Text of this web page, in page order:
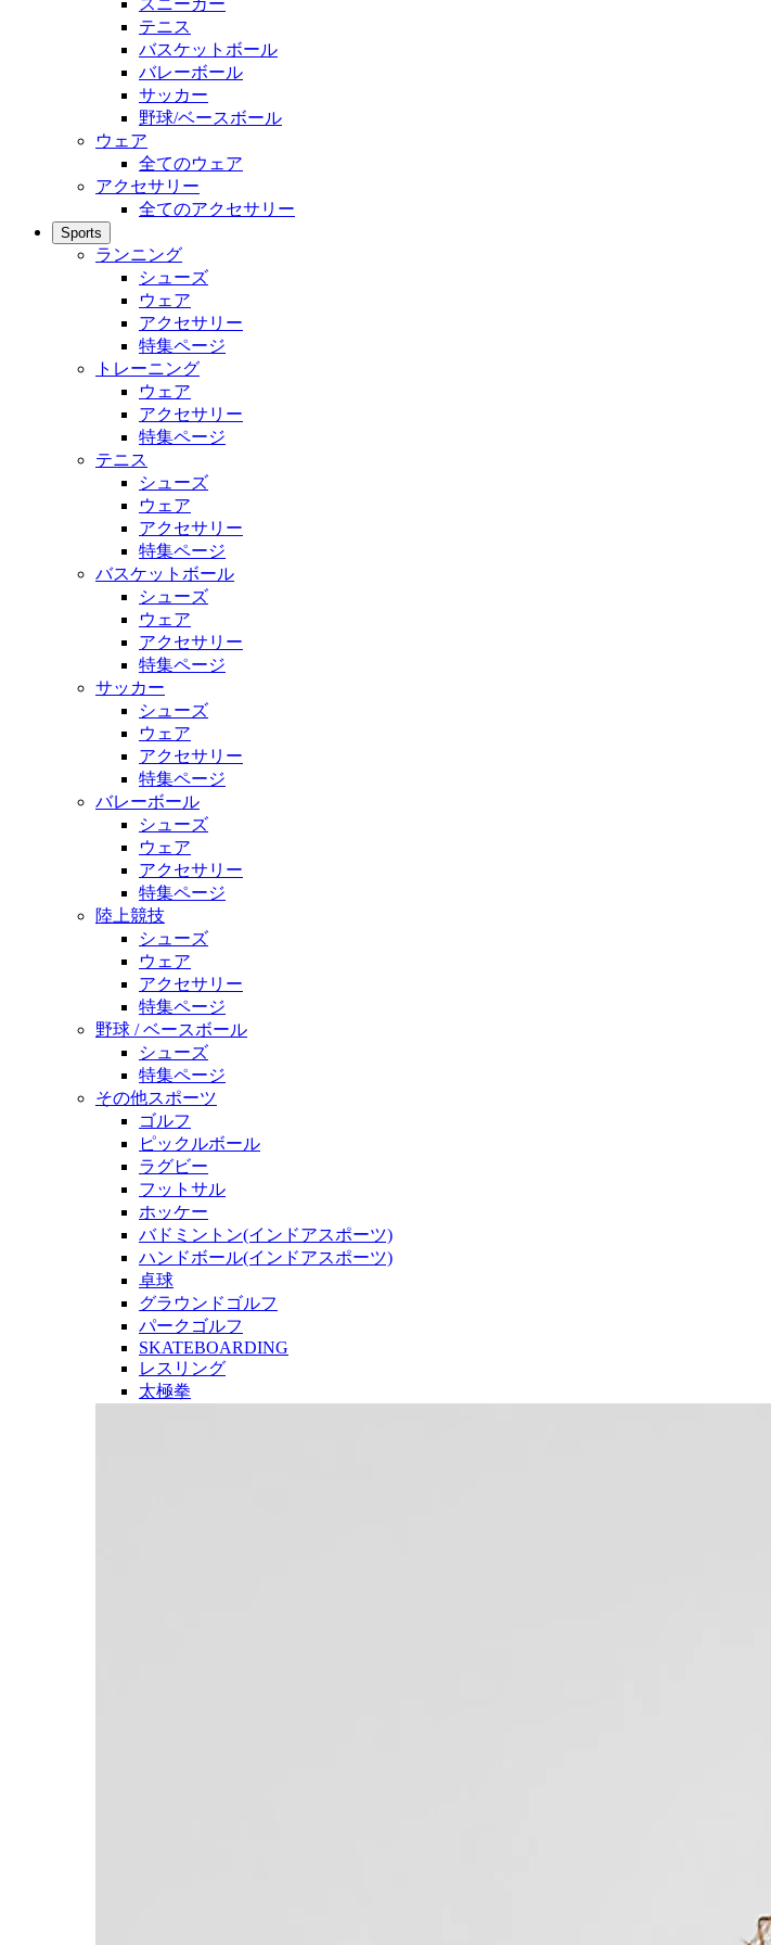
スニーカー
テニス
バスケットボール
バレーボール
サッカー
野球/ベースボール
ウェア
全てのウェア
アクセサリー
全てのアクセサリー
Sports
ランニング
シューズ
ウェア
アクセサリー
特集ページ
トレーニング
ウェア
アクセサリー
特集ページ
テニス
シューズ
ウェア
アクセサリー
特集ページ
バスケットボール
シューズ
ウェア
アクセサリー
特集ページ
サッカー
シューズ
ウェア
アクセサリー
特集ページ
バレーボール
シューズ
ウェア
アクセサリー
特集ページ
陸上競技
シューズ
ウェア
アクセサリー
特集ページ
野球 / ベースボール
シューズ
特集ページ
その他スポーツ
ゴルフ
ピックルボール
ラグビー
フットサル
ホッケー
バドミントン(インドアスポーツ)
ハンドボール(インドアスポーツ)
卓球
グラウンドゴルフ
パークゴルフ
SKATEBOARDING
レスリング
太極拳